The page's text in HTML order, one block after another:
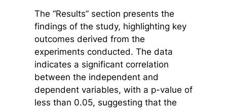
The “Results” section presents the
findings of the study, highlighting key
outcomes derived from the
experiments conducted. The data
indicates a significant correlation
between the independent and
dependent variables, with a p-value of
less than 0.05, suggesting that the